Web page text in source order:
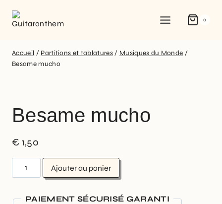
0
Accueil / Partitions et tablatures / Musiques du Monde /
Besame mucho
Besame mucho
€ 1,50
Ajouter au panier
PAIEMENT SÉCURISÉ GARANTI